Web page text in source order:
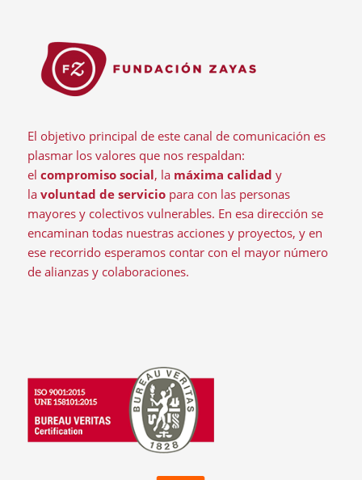
El objetivo principal de este canal de comunicación es
plasmar los valores que nos respaldan:
el compromiso social, la máxima calidad y
la voluntad de serviciopara con las personas
mayores y colectivos vulnerables. En esa dirección se
encaminan todas nuestras acciones y proyectos, y en
ese recorrido esperamos contar con el mayor número
de alianzas y colaboraciones.